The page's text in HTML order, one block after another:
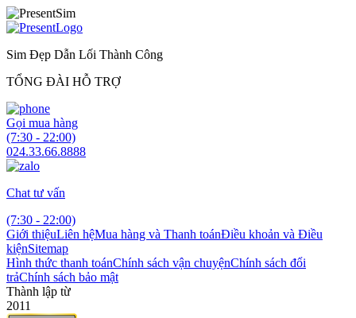
Sim Đẹp Dẫn Lối Thành Công
TỔNG ĐÀI HỖ TRỢ
Gọi mua hàng
(7:30 - 22:00)
024.33.66.8888
Chat tư vấn
(7:30 - 22:00)
Giới thiệuLiên hệMua hàng và Thanh toánĐiều khoản và Điều
kiệnSitemap
Hình thức thanh toánChính sách vận chuyệnChính sách đổi
trảChính sách bảo mật
Thành lập từ
2011